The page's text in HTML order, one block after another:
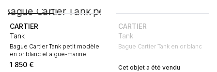
CARTIER
Tank
Bague Cartier Tank petit modèle
en or blanc et aigue-marine
1 850 €
CARTIER
Tank
Bague Cartier Tank en or blanc
Cet objet a été vendu